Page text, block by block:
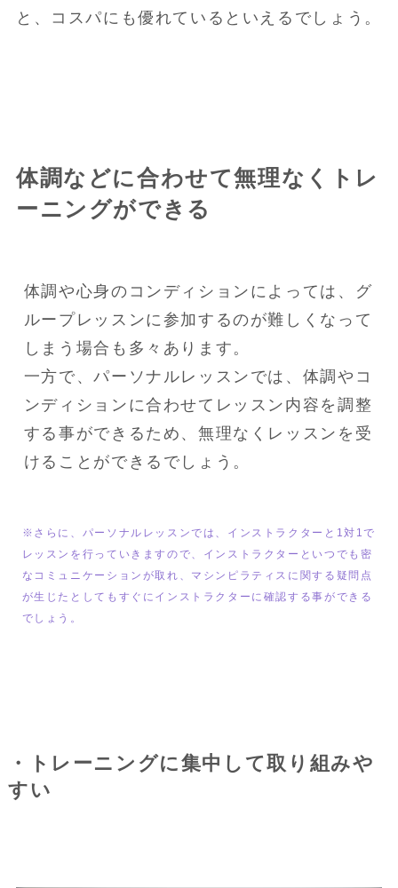
と、コスパにも優れているといえるでしょう。
体調などに合わせて無理なくトレ
ーニングができる
体調や心身のコンディションによっては、グ
ループレッスンに参加するのが難しくなって
しまう場合も多々あります。
一方で、パーソナルレッスンでは、体調やコ
ンディションに合わせてレッスン内容を調整
する事ができるため、無理なくレッスンを受
けることができるでしょう。
※さらに、パーソナルレッスンでは、インストラクターと1対1で
レッスンを行っていきますので、インストラクターといつでも密
なコミュニケーションが取れ、マシンピラティスに関する疑問点
が生じたとしてもすぐにインストラクターに確認する事ができる
でしょう。
・トレーニングに集中して取り組みや
すい